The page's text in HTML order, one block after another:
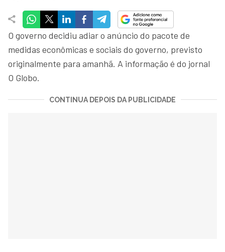
O governo decidiu adiar o anúncio do pacote de
medidas econômicas e sociais do governo, previsto
originalmente para amanhã. A informação é do jornal
O Globo.
CONTINUA DEPOIS DA PUBLICIDADE